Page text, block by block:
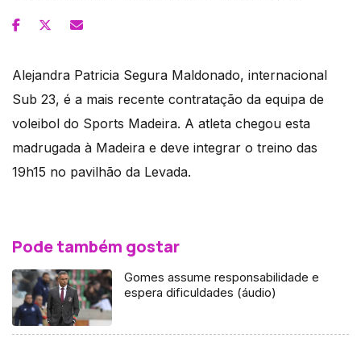
Alejandra Patricia Segura Maldonado, internacional
Sub 23, é a mais recente contratação da equipa de
voleibol do Sports Madeira. A atleta chegou esta
madrugada à Madeira e deve integrar o treino das
19h15 no pavilhão da Levada.
Pode também gostar
Gomes assume responsabilidade e
espera dificuldades (áudio)